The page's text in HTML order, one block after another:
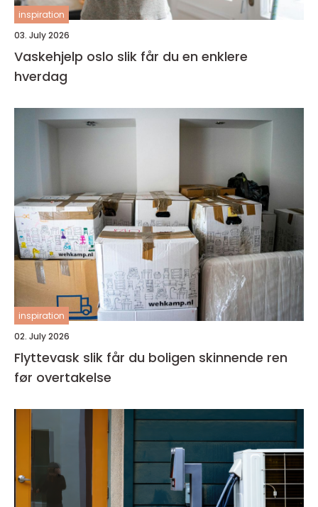
inspiration
03. July 2026
Vaskehjelp oslo slik får du en enklere
hverdag
inspiration
02. July 2026
Flyttevask slik får du boligen skinnende ren
før overtakelse